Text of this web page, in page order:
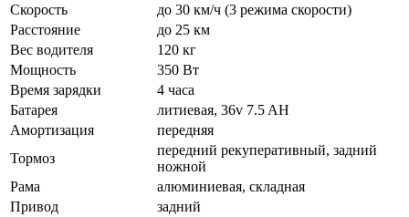
Скорость
до 30 км/ч (3 режима скорости)
Расстояние
до 25 км
Вес водителя
120 кг
Мощность
350 Вт
Время зарядки
4 часа
Батарея
литиевая, 36v 7.5 AH
Амортизация
передняя
Тормоз
передний рекуперативный, задний
ножной
Рама
алюминиевая, складная
Привод
задний